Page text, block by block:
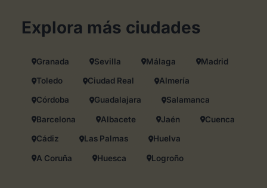
Explora más ciudades
Granada Sevilla Málaga Madrid
Toledo Ciudad Real Almería
Córdoba Guadalajara Salamanca
Barcelona Albacete Jaén Cuenca
Cádiz Las Palmas Huelva
A Coruña Huesca Logroño